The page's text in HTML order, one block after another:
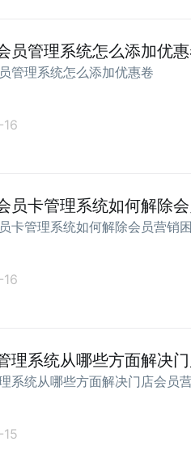
员管理系统怎么添加优
管理系统怎么添加优惠卷
员卡管理系统如何解除
卡管理系统如何解除会员营销
理系统从哪些方面解决
系统从哪些方面解决门店会员